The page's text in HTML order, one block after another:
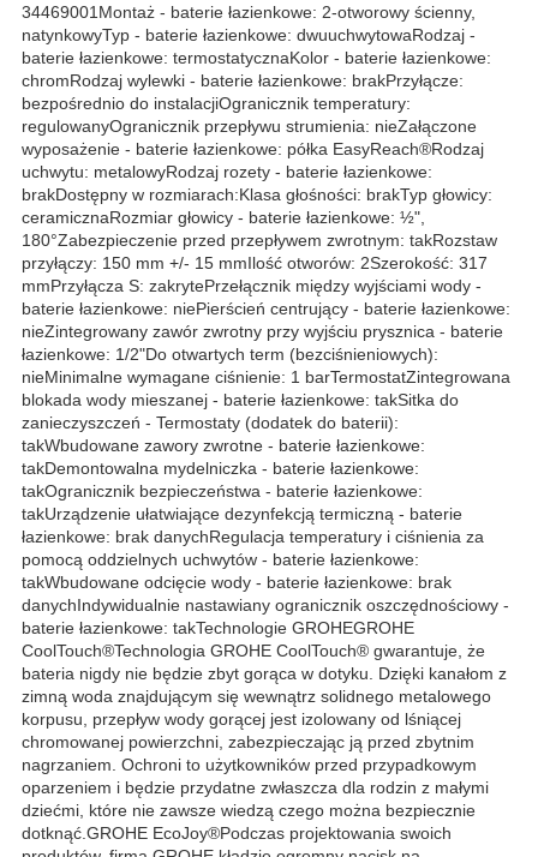
34469001Montaż - baterie łazienkowe: 2-otworowy ścienny,
natynkowyTyp - baterie łazienkowe: dwuuchwytowaRodzaj -
baterie łazienkowe: termostatycznaKolor - baterie łazienkowe:
chromRodzaj wylewki - baterie łazienkowe: brakPrzyłącze:
bezpośrednio do instalacjiOgranicznik temperatury:
regulowanyOgranicznik przepływu strumienia: nieZałączone
wyposażenie - baterie łazienkowe: półka EasyReach®Rodzaj
uchwytu: metalowyRodzaj rozety - baterie łazienkowe:
brakDostępny w rozmiarach:Klasa głośności: brakTyp głowicy:
ceramicznaRozmiar głowicy - baterie łazienkowe: ½",
180°Zabezpieczenie przed przepływem zwrotnym: takRozstaw
przyłączy: 150 mm +/- 15 mmIlość otworów: 2Szerokość: 317
mmPrzyłącza S: zakrytePrzełącznik między wyjściami wody -
baterie łazienkowe: niePierścień centrujący - baterie łazienkowe:
nieZintegrowany zawór zwrotny przy wyjściu prysznica - baterie
łazienkowe: 1/2"Do otwartych term (bezciśnieniowych):
nieMinimalne wymagane ciśnienie: 1 barTermostatZintegrowana
blokada wody mieszanej - baterie łazienkowe: takSitka do
zanieczyszczeń - Termostaty (dodatek do baterii):
takWbudowane zawory zwrotne - baterie łazienkowe:
takDemontowalna mydelniczka - baterie łazienkowe:
takOgranicznik bezpieczeństwa - baterie łazienkowe:
takUrządzenie ułatwiające dezynfekcją termiczną - baterie
łazienkowe: brak danychRegulacja temperatury i ciśnienia za
pomocą oddzielnych uchwytów - baterie łazienkowe:
takWbudowane odcięcie wody - baterie łazienkowe: brak
danychIndywidualnie nastawiany ogranicznik oszczędnościowy -
baterie łazienkowe: takTechnologie GROHEGROHE
CoolTouch®Technologia GROHE CoolTouch® gwarantuje, że
bateria nigdy nie będzie zbyt gorąca w dotyku. Dzięki kanałom z
zimną woda znajdującym się wewnątrz solidnego metalowego
korpusu, przepływ wody gorącej jest izolowany od lśniącej
chromowanej powierzchni, zabezpieczając ją przed zbytnim
nagrzaniem. Ochroni to użytkowników przed przypadkowym
oparzeniem i będzie przydatne zwłaszcza dla rodzin z małymi
dziećmi, które nie zawsze wiedzą czego można bezpiecznie
dotknąć.GROHE EcoJoy®Podczas projektowania swoich